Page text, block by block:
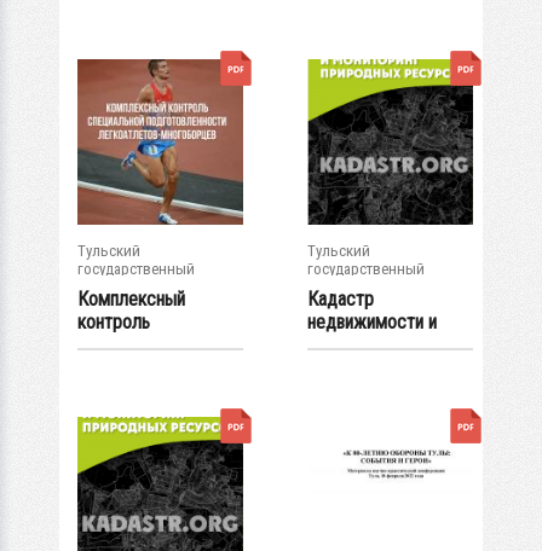
Тульский
государственный
университет
Комплексный
контроль
специальной
Тульский
государственный
университет
Кадастр
недвижимости и
мониторинг